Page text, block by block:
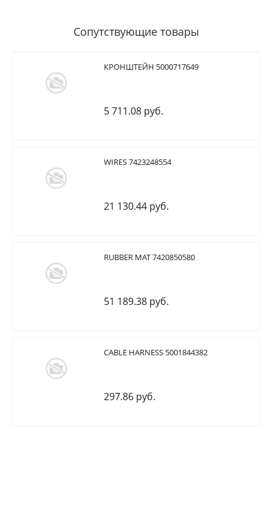
Сопутствующие товары
КРОНШТЕЙН 5000717649
5 711.08 руб.
WIRES 7423248554
21 130.44 руб.
RUBBER MAT 7420850580
51 189.38 руб.
CABLE HARNESS 5001844382
297.86 руб.